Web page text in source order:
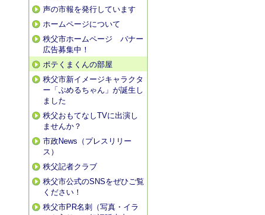
声の市報を発行しています
ホームページについて
秩父市ホームページ バナー
広告募集中！
ポテくまくんの部屋
秩父市新イメージキャラクタ
ー「ぷめるちゃん」が誕生し
ました
秩父おもてなしTVに出演し
ませんか？
市政News（プレスリリー
ス）
秩父記者クラブ
秩父市公式のSNSをぜひご覧
ください！
秩父市PR名刺（写真・イラ